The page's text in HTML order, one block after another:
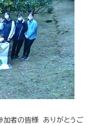
加者の皆様 ありがとうご